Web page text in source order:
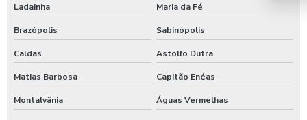
Ladainha Maria da Fé
Brazópolis Sabinópolis
Caldas Astolfo Dutra
Matias Barbosa Capitão Enéas
Montalvânia Águas Vermelhas